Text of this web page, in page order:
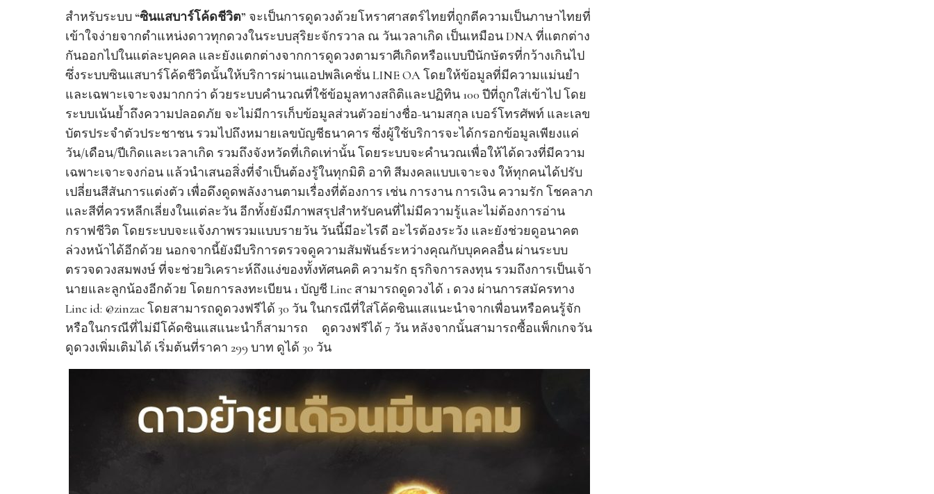
สำหรับระบบ “ซินแสบาร์โค้ดชีวิต” จะเป็นการดูดวงด้วยโหราศาสตร์ไทยที่ถูกตีความเป็นภาษาไทยที่
เข้าใจง่ายจากตำแหน่งดาวทุกดวงในระบบสุริยะจักรวาล ณ วันเวลาเกิด เป็นเหมือน DNA ที่แตกต่าง
กันออกไปในแต่ละบุคคล และยังแตกต่างจากการดูดวงตามราศีเกิดหรือแบบปีนักษัตรที่กว้างเกินไป
ซึ่งระบบซินแสบาร์โค้ดชีวิตนั้นให้บริการผ่านแอปพลิเคชั่น LINE OA โดยให้ข้อมูลที่มีความแม่นยำ
และเฉพาะเจาะจงมากกว่า ด้วยระบบคำนวณที่ใช้ข้อมูลทางสถิติและปฏิทิน 100 ปีที่ถูกใส่เข้าไป โดย
ระบบเน้นย้ำถึงความปลอดภัย จะไม่มีการเก็บข้อมูลส่วนตัวอย่างชื่อ-นามสกุล เบอร์โทรศัพท์ และเลข
บัตรประจำตัวประชาชน รวมไปถึงหมายเลขบัญชีธนาคาร ซึ่งผู้ใช้บริการจะได้กรอกข้อมูลเพียงแค่
วัน/เดือน/ปีเกิดและเวลาเกิด รวมถึงจังหวัดที่เกิดเท่านั้น โดยระบบจะคำนวณเพื่อให้ได้ดวงที่มีความ
เฉพาะเจาะจงก่อน แล้วนำเสนอสิ่งที่จำเป็นต้องรู้ในทุกมิติ อาทิ สีมงคลแบบเจาะจง ให้ทุกคนได้ปรับ
เปลี่ยนสีสันการแต่งตัว เพื่อดึงดูดพลังงานตามเรื่องที่ต้องการ เช่น การงาน การเงิน ความรัก โชคลาภ
และสีที่ควรหลีกเลี่ยงในแต่ละวัน อีกทั้งยังมีภาพสรุปสำหรับคนที่ไม่มีความรู้และไม่ต้องการอ่าน
กราฟชีวิต โดยระบบจะแจ้งภาพรวมแบบรายวัน วันนี้มีอะไรดี อะไรต้องระวัง และยังช่วยดูอนาคต
ล่วงหน้าได้อีกด้วย นอกจากนี้ยังมีบริการตรวจดูความสัมพันธ์ระหว่างคุณกับบุคคลอื่น ผ่านระบบ
ตรวจดวงสมพงษ์ ที่จะช่วยวิเคราะห์ถึงแง่ของทั้งทัศนคติ ความรัก ธุรกิจการลงทุน รวมถึงการเป็นเจ้า
นายและลูกน้องอีกด้วย โดยการลงทะเบียน 1 บัญชี Line สามารถดูดวงได้ 1 ดวง ผ่านการสมัครทาง
Line id: @zinzae โดยสามารถดูดวงฟรีได้ 30 วัน ในกรณีที่ใส่โค้ดซินแสแนะนำจากเพื่อนหรือคนรู้จัก
หรือในกรณีที่ไม่มีโค้ดซินแสแนะนำก็สามารถ ดูดวงฟรีได้ 7 วัน หลังจากนั้นสามารถซื้อแพ็กเกจวัน
ดูดวงเพิ่มเติมได้ เริ่มต้นที่ราคา 299 บาท ดูได้ 30 วัน